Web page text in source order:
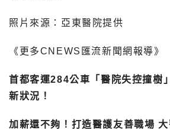
照片來源：亞東醫院提供
《更多CNEWS匯流新聞網報導》
首都客運284公車「醫院失控撞樹
新狀況！
加薪還不夠！打造醫護友善職場 大